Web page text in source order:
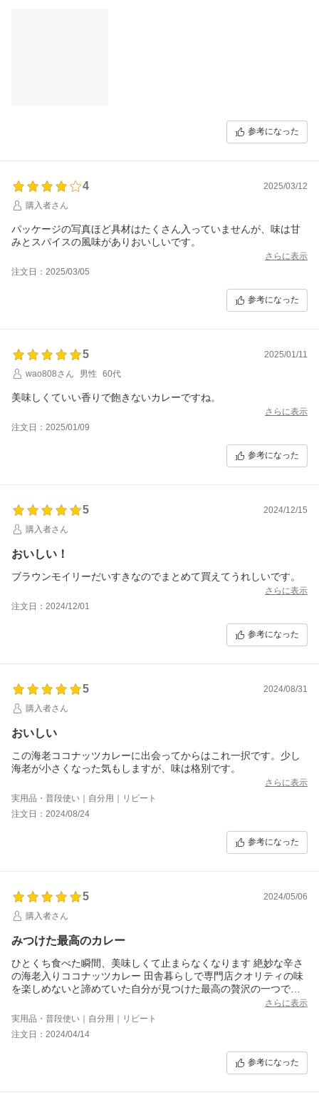
参考になった
4
2025/03/12
購入者さん
パッケージの写真ほど具材はたくさん入っていませんが、味は甘
みとスパイスの風味がありおいしいです。
さらに表示
注文日：2025/03/05
参考になった
5
2025/01/11
wao808さん
男性 60代
美味しくていい香りで飽きないカレーですね。
さらに表示
注文日：2025/01/09
参考になった
5
2024/12/15
購入者さん
おいしい！
ブラウンモイリーだいすきなのでまとめて買えてうれしいです。
さらに表示
注文日：2024/12/01
参考になった
5
2024/08/31
購入者さん
おいしい
この海老ココナッツカレーに出会ってからはこれ一択です。少し
海老が小さくなった気もしますが、味は格別です。
さらに表示
実用品・普段使い｜自分用｜リピート
注文日：2024/08/24
参考になった
5
2024/05/06
購入者さん
みつけた最高のカレー
ひとくち食べた瞬間、美味しくて止まらなくなります 絶妙な辛さ
の海老入りココナッツカレー 田舎暮らしで専門店クオリティの味
を楽しめないと諦めていた自分が見つけた最高の贅沢の一つです
さらに表示
実用品・普段使い｜自分用｜リピート
注文日：2024/04/14
参考になった